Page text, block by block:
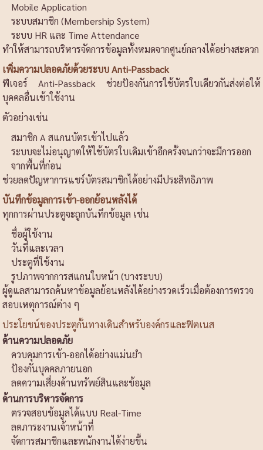
Mobile Application
ระบบสมาชิก (Membership System)
ระบบ HR และ Time Attendance
ทำให้สามารถบริหารจัดการข้อมูลทั้งหมดจากศูนย์กลางได้อย่างสะดวก
เพิ่มความปลอดภัยด้วยระบบ Anti-Passback
ฟีเจอร์ Anti-Passback ช่วยป้องกันการใช้บัตรใบเดียวกันส่งต่อให้
บุคคลอื่นเข้าใช้งาน
ตัวอย่างเช่น
สมาชิก A สแกนบัตรเข้าไปแล้ว
ระบบจะไม่อนุญาตให้ใช้บัตรใบเดิมเข้าอีกครั้งจนกว่าจะมีการออก
จากพื้นที่ก่อน
ช่วยลดปัญหาการแชร์บัตรสมาชิกได้อย่างมีประสิทธิภาพ
บันทึกข้อมูลการเข้า-ออกย้อนหลังได้
ทุกการผ่านประตูจะถูกบันทึกข้อมูล เช่น
ชื่อผู้ใช้งาน
วันที่และเวลา
ประตูที่ใช้งาน
รูปภาพจากการสแกนใบหน้า (บางระบบ)
ผู้ดูแลสามารถค้นหาข้อมูลย้อนหลังได้อย่างรวดเร็วเมื่อต้องการตรวจ
สอบเหตุการณ์ต่าง ๆ
ประโยชน์ของประตูกั้นทางเดินสำหรับองค์กรและฟิตเนส
ด้านความปลอดภัย
ควบคุมการเข้า-ออกได้อย่างแม่นยำ
ป้องกันบุคคลภายนอก
ลดความเสี่ยงด้านทรัพย์สินและข้อมูล
ด้านการบริหารจัดการ
ตรวจสอบข้อมูลได้แบบ Real-Time
ลดภาระงานเจ้าหน้าที่
จัดการสมาชิกและพนักงานได้ง่ายขึ้น